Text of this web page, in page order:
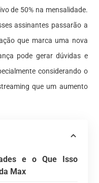
de 50% na mensalidade.
assinantes passarão a
que marca uma nova
pode gerar dúvidas e
considerando o
que um aumento
e o Que Isso
Max